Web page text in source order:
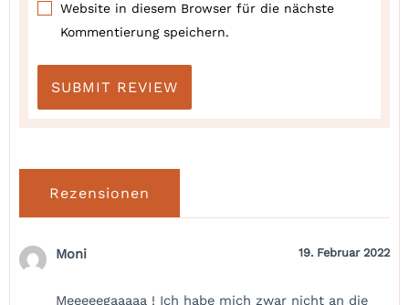
Website in diesem Browser für die nächste
Kommentierung speichern.
Rezensionen
Moni 19. Februar 2022
Meeeeegaaaaa ! Ich habe mich zwar nicht an die